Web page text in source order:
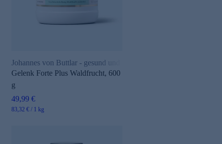
Johannes von Buttlar - gesund und aktiv
Gelenk Forte Plus Waldfrucht, 600
g
49,99 €
83,32 € / 1 kg